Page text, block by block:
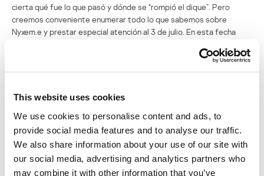
This website uses cookies
We use cookies to personalise content and ads, to
provide social media features and to analyse our traffic.
We also share information about your use of our site with
our social media, advertising and analytics partners who
may combine it with other information that you’ve
cierta qué fue lo que pasó y dónde se “rompió el dique”. Pero
creemos conveniente enumerar todo lo que sabemos sobre
Nyxem.e y prestar especial atención al 3 de julio. En esta fecha
del cataclismo viral que hemos mencionado con anterioridad. No es
líderes de los meses anteriores, NetSky.q y NetSky.t
El primero fue el gusano de correo más difundido en 2004, y todo
este tiempo ocupaba los primeros lugares en nuestros informes.
El segundo experimentó un rápido ascenso a principios de este